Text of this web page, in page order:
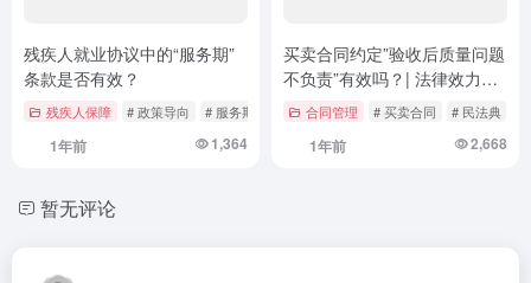
残疾人就业协议中的“服务期”
条款是否有效？
残疾人保障 # 政策导向 # 服务期条款 # 案例分析
1年前 1,364
买卖合同约定”验收后质量问题
不负责”有效吗？| 法律效力与
风险防范深度解析
合同管理 # 买卖合同 # 民法典
1年前 2,668
暂无评论